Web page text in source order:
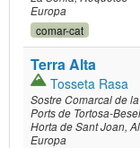
Europa
comar-cat
Terra Alta
Tosseta Rasa
Sostre Comarcal de
Ports de Tortosa-
Horta de Sant Joan
Europa